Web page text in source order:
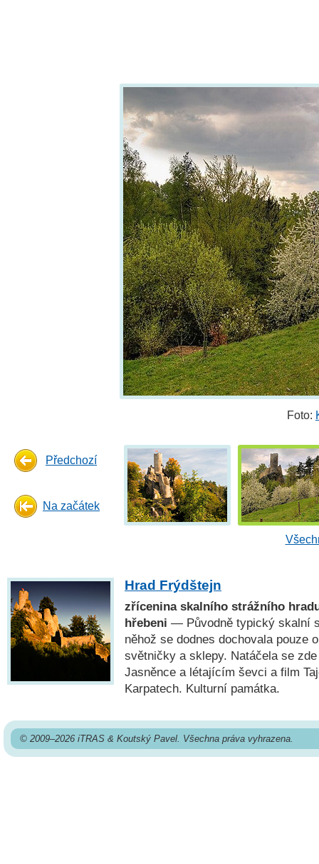
Foto:
Předchozí
Na začátek
Hrad Frýdštejn
zřícenina skalního strážního
hřebeni — Původně typický skalní
něhož se dodnes dochovala pouze
světničky a sklepy. Natáčela se
Jasněnce a létajícím ševci a film
Karpatech. Kulturní památka.
© 2009–2026 iTRAS & Koutský Pavel. Všechna práva vyhrazena.